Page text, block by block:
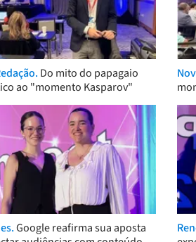
Do mito do papagaio
ao "momento Kasparov"
Google reafirma sua aposta